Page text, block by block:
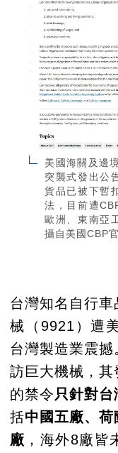
美國海關及邊
突襲式發出公
貨品已被下暫
法，目前遭
歐洲、東南亞
攝自美國CBP官
台灣知名自行
械（9921）遭
台灣製造業震
訪巨大機械，
的禁令只針對台
括中國五廠、
廠 ，海外8廠皆